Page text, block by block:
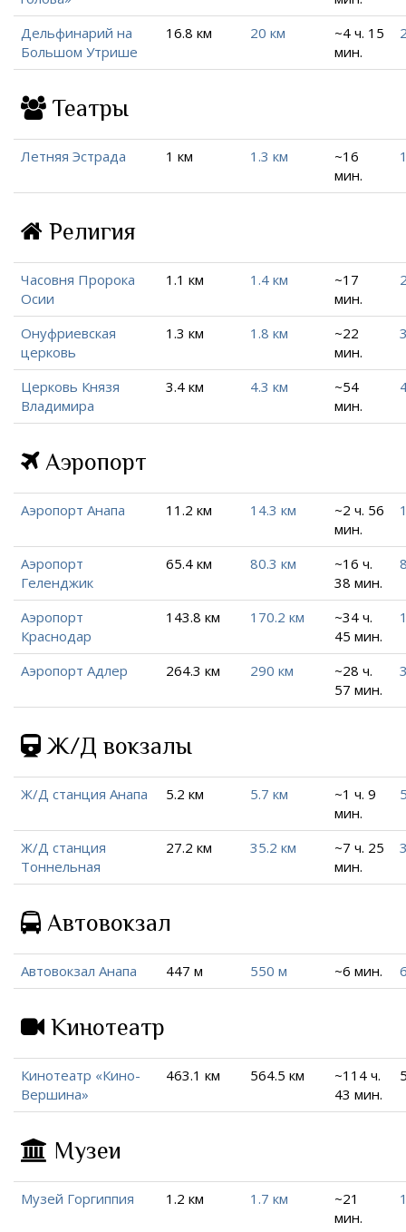
Дельфинарий на
Большом Утрише
16.8 км 20 км
~4 ч. 15
мин.
Театры
Летняя Эстрада 1 км 1.3 км
~16
мин.
Религия
Часовня Пророка
Осии
1.1 км 1.4 км
~17
мин.
Онуфриевская
церковь
1.3 км 1.8 км
~22
мин.
Церковь Князя
Владимира
3.4 км 4.3 км
~54
мин.
Аэропорт
Аэропорт Анапа 11.2 км 14.3 км
~2 ч. 56
мин.
Аэропорт
Геленджик
65.4 км 80.3 км
~16 ч.
38 мин.
Аэропорт
Краснодар
143.8 км 170.2 км
~34 ч.
45 мин.
Аэропорт Адлер 264.3 км 290 км
~28 ч.
57 мин.
Ж/Д вокзалы
Ж/Д станция Анапа 5.2 км 5.7 км
~1 ч. 9
мин.
Ж/Д станция
Тоннельная
27.2 км 35.2 км
~7 ч. 25
мин.
Автовокзал
Автовокзал Анапа 447 м 550 м ~6 мин.
Кинотеатр
Кинотеатр «Кино-
Вершина»
463.1 км 564.5 км
~114 ч.
43 мин.
Музеи
Музей Горгиппия 1.2 км 1.7 км
~21
мин.